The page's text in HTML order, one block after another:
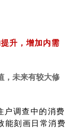
升，增加内需
，未来有较大修
户调查中的消费
能刻画日常消费